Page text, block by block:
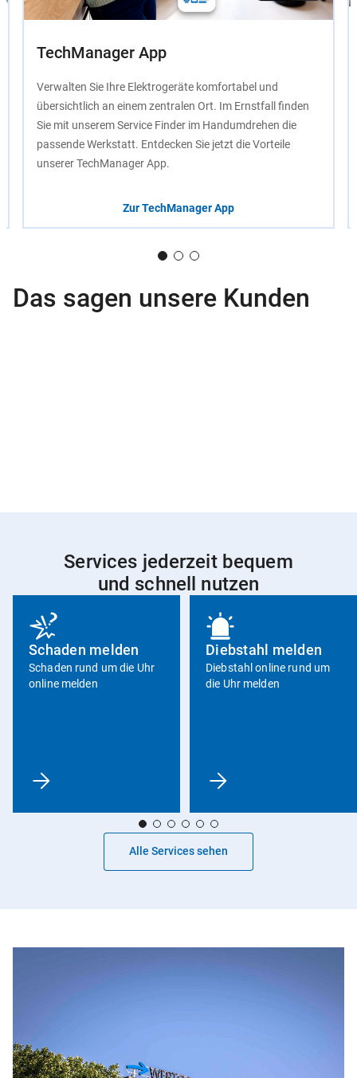
TechManager App
Verwalten Sie Ihre Elektrogeräte komfortabel und
übersichtlich an einem zentralen Ort. Im Ernstfall finden
Sie mit unserem Service Finder im Handumdrehen die
passende Werkstatt. Entdecken Sie jetzt die Vorteile
unserer TechManager App.
Zur TechManager App
Das sagen unsere Kunden
Services jederzeit bequem
und schnell nutzen
Instructions
Schaden melden
Schaden rund um die Uhr
online melden
Diebstahl melden
Diebstahl online rund um
die Uhr melden
Alle Services sehen